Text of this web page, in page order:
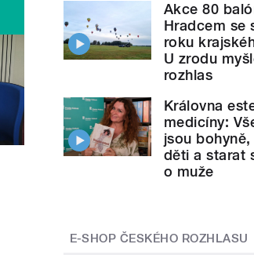
Akce 80
Hradcem se
roku
U zrodu
rozhlas
Královna
medicíny:
jsou
děti a starat
o muže
E-SHOP ČESKÉHO ROZHLASU